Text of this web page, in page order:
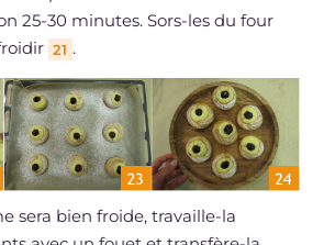
25-30 minutes. Sors-les du four
21 .
sera bien froide, travaille-la